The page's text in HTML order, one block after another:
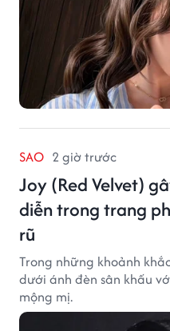
SAO 2 giờ trước
Joy (Red Velvet)
diễn trong trang
rũ
Trong những khoảnh
dưới ánh đèn sân khấu
mộng mị.